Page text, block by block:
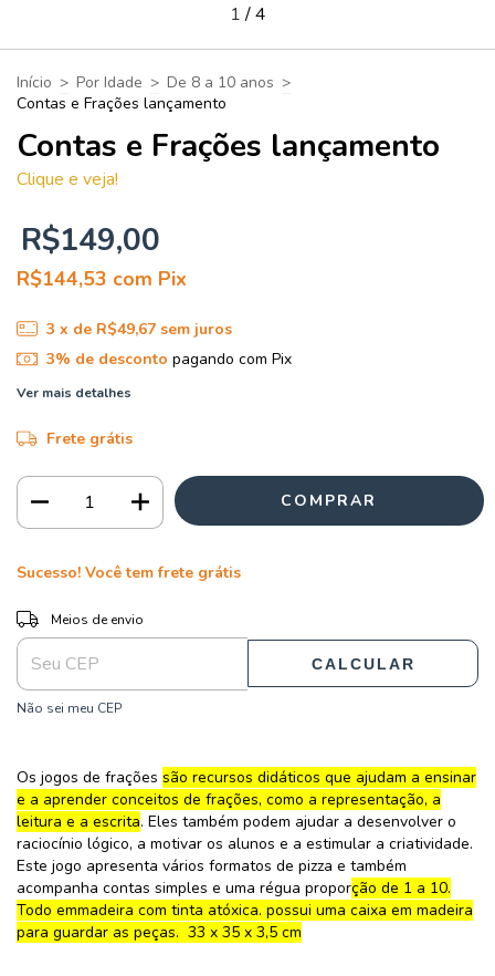
1/4
Início > Por Idade > De 8 a 10 anos >
Contas e Frações lançamento
Contas e Frações lançamento
Clique e veja!
R$149,00
R$144,53 com Pix
3 x de R$49,67 sem juros
3% de desconto pagando com Pix
Ver mais detalhes
Frete grátis
Sucesso! Você tem frete grátis
Entregas para o CEP:
Meios de envio
CALCULAR
Não sei meu CEP
Os jogos de frações são recursos didáticos que ajudam a ensinar
e a aprender conceitos de frações, como a representação, a
leitura e a escrita. Eles também podem ajudar a desenvolver o
raciocínio lógico, a motivar os alunos e a estimular a criatividade.
Este jogo apresenta vários formatos de pizza e também
acompanha contas simples e uma régua proporção de 1 a 10.
Todo emmadeira com tinta atóxica. possui uma caixa em madeira
para guardar as peças. 33 x 35 x 3,5 cm